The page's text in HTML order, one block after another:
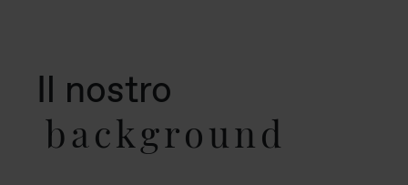
Il nostro
background